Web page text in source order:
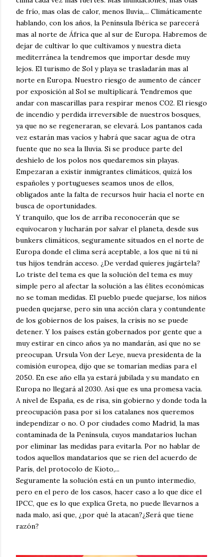
de frío, mas olas de calor, menos lluvia,... Climáticamente
hablando, con los años, la Península Ibérica se parecerá
mas al norte de África que al sur de Europa. Habremos de
dejar de cultivar lo que cultivamos y nuestra dieta
mediterránea la tendremos que importar desde muy
lejos. El turismo de Sol y playa se trasladarán mas al
norte en Europa. Nuestro riesgo de aumento de cáncer
por exposición al Sol se multiplicará. Tendremos que
andar con mascarillas para respirar menos CO2. El riesgo
de incendio y perdida irreversible de nuestros bosques,
ya que no se regeneraran, se elevará. Los pantanos cada
vez estarán mas vacíos y habrá que sacar agua de otra
fuente que no sea la lluvia. Si se produce parte del
deshielo de los polos nos quedaremos sin playas.
Empezaran a existir inmigrantes climáticos, quizá los
españoles y portugueses seamos unos de ellos,
obligados ante la falta de recursos huir hacia el norte en
busca de oportunidades.
Y tranquilo, que los de arriba reconocerán que se
equivocaron y lucharán por salvar el planeta, desde sus
bunkers climáticos, seguramente situados en el norte de
Europa donde el clima será aceptable, a los que ni tú ni
tus hijos tendrán acceso. ¿De verdad quieres jugártela?
Lo triste del tema es que la solución del tema es muy
simple pero al afectar la solución a las élites económicas
no se toman medidas. El pueblo puede quejarse, los niños
pueden quejarse, pero sin una acción clara y contundente
de los gobiernos de los países, la crisis no se puede
detener. Y los países están gobernados por gente que a
muy estirar en cinco años ya no mandarán, así que no se
preocupan. Ursula Von der Leye, nueva presidenta de la
comisión europea, dijo que se tomarían medias para el
2050. En ese año ella ya estará jubilada y su mandato en
Europa no llegará al 2030. Así que es una promesa vacía.
A nivel de España, es de risa, sin gobierno y donde toda la
preocupación pasa por si los catalanes nos queremos
independizar o no. O por ciudades como Madrid, la mas
contaminada de la Península, cuyos mandatarios luchan
por eliminar las medidas para evitarla. Por no hablar de
todos aquellos mandatarios que se rien del acuerdo de
París, del protocolo de Kioto,...
Seguramente la solución está en un punto intermedio,
pero en el pero de los casos, hacer caso a lo que dice el
IPCC, que es lo que explica Greta, no puede llevarnos a
nada malo, así que, ¿por qué la atacan?¿Será que tiene
razón?